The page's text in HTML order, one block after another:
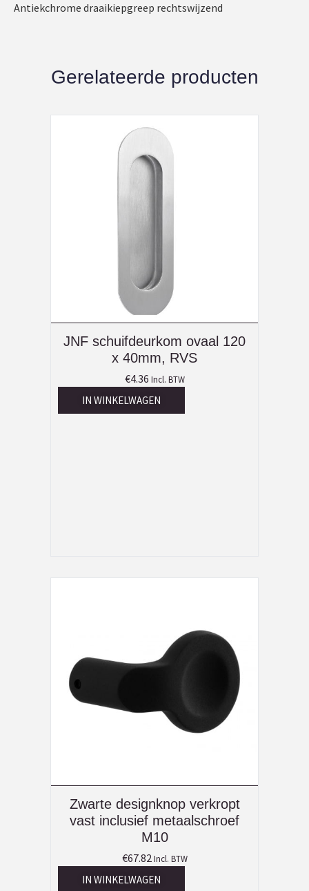
Antiekchrome draaikiepgreep rechtswijzend
Gerelateerde producten
JNF schuifdeurkom ovaal 120
x 40mm, RVS
€4.36 Incl. BTW
IN WINKELWAGEN
Zwarte designknop verkropt
vast inclusief metaalschroef
M10
€67.82 Incl. BTW
IN WINKELWAGEN